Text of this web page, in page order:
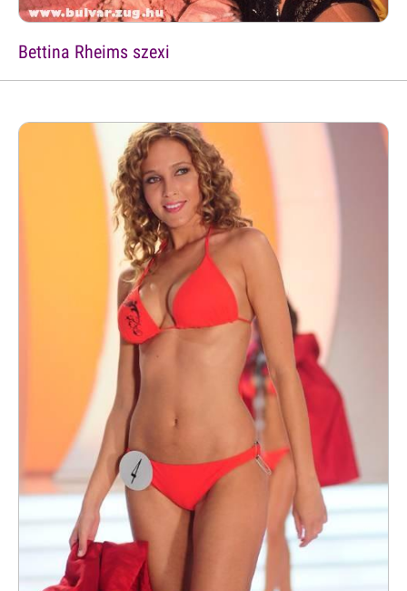
Bettina Rheims szexi